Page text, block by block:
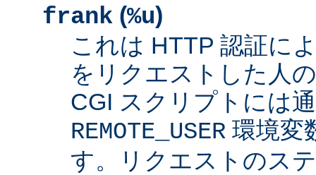
frank (%u)
これは HTTP 認証に
をリクエストした人
CGI スクリプトには
REMOTE_USER 環境変
す。リクエストのス